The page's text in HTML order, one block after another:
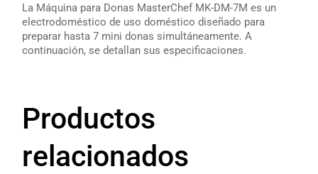
La Máquina para Donas MasterChef MK-DM-7M es un
electrodoméstico de uso doméstico diseñado para
preparar hasta 7 mini donas simultáneamente. A
continuación, se detallan sus especificaciones.
Productos
relacionados